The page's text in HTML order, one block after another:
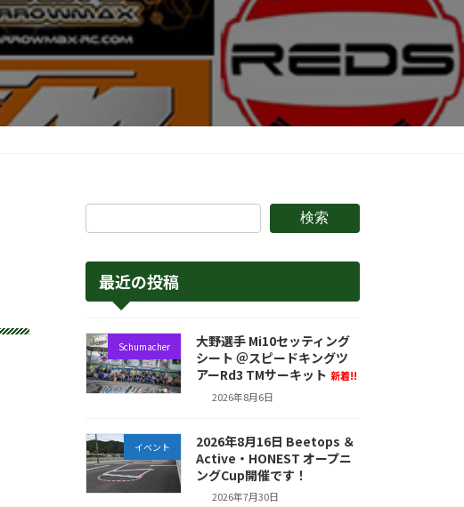
検索
最近の投稿
Schumacher
大野選手 Mi10セッティング
シート ＠スピードキングツ
アーRd3 TMサーキット 新着!!
2026年8月6日
イベント
2026年8月16日 Beetops ＆
Active・HONEST オープニ
ングCup開催です！
2026年7月30日